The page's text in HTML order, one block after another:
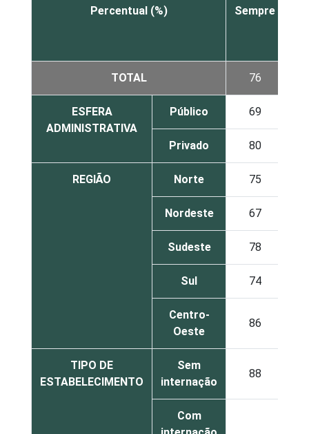
Percentual (%) Sempre
TOTAL 76
ESFERA
ADMINISTRATIVA
Público 69
Privado 80
REGIÃO Norte 75
Nordeste 67
Sudeste 78
Sul 74
Centro-
Oeste
86
TIPO DE
ESTABELECIMENTO
Sem
internação
88
Com